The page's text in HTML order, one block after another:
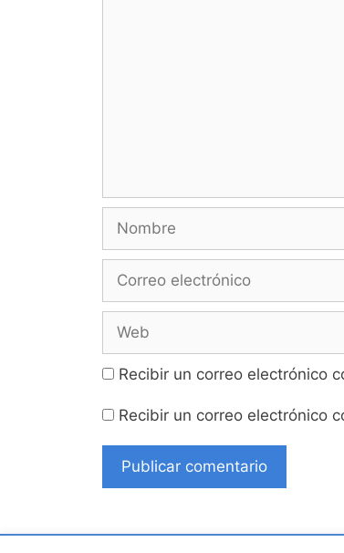
Nombre
Correo
Web
Recibir un correo electrónico
Recibir un correo electrónico